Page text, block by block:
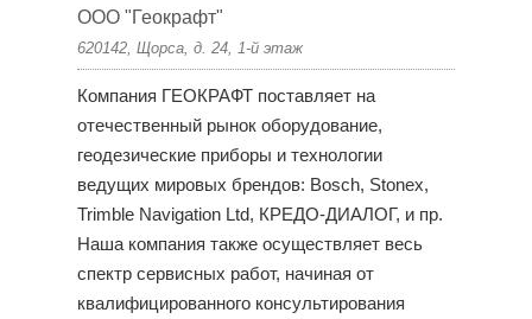
ООО "Геокрафт"
620142, Щорса, д. 24, 1-й этаж
Компания ГЕОКРАФТ поставляет на
отечественный рынок оборудование,
геодезические приборы и технологии
ведущих мировых брендов: Bosch, Stonex,
Trimble Navigation Ltd, КРЕДО-ДИАЛОГ, и пр.
Наша компания также осуществляет весь
спектр сервисных работ, начиная от
квалифицированного консультирования